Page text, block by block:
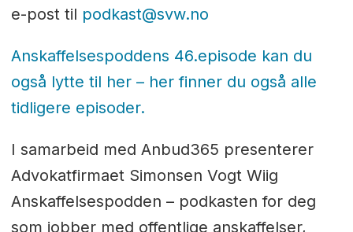
e-post til podkast@svw.no
Anskaffelsespoddens 46.episode kan du
også lytte til her – her finner du også alle
tidligere episoder.
I samarbeid med Anbud365 presenterer
Advokatfirmaet Simonsen Vogt Wiig
Anskaffelsespodden – podkasten for deg
som jobber med offentlige anskaffelser,